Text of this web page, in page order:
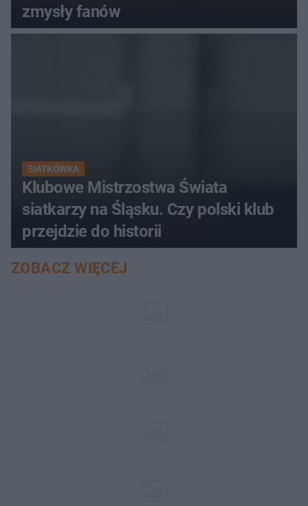
zmysły fanów
SIATKÓWKA
Klubowe Mistrzostwa Świata
siatkarzy na Śląsku. Czy polski klub
przejdzie do historii
ZOBACZ WIĘCEJ